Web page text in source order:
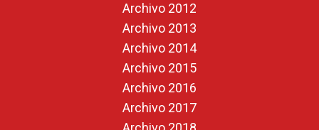
Archivo 2012
Archivo 2013
Archivo 2014
Archivo 2015
Archivo 2016
Archivo 2017